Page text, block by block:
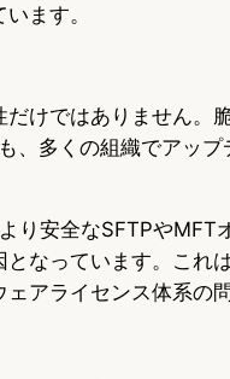
ます。
けではありません。
、多くの組織でアッ
り安全なSFTPやMFT
なっています。これ
アライセンス体系の